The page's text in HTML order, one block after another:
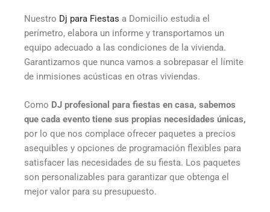
Nuestro Dj para Fiestas a Domicilio estudia el
perímetro, elabora un informe y transportamos un
equipo adecuado a las condiciones de la vivienda.
Garantizamos que nunca vamos a sobrepasar el límite
de inmisiones acústicas en otras viviendas.
Como DJ profesional para fiestas en casa, sabemos
que cada evento tiene sus propias necesidades únicas,
por lo que nos complace ofrecer paquetes a precios
asequibles y opciones de programación flexibles para
satisfacer las necesidades de su fiesta. Los paquetes
son personalizables para garantizar que obtenga el
mejor valor para su presupuesto.